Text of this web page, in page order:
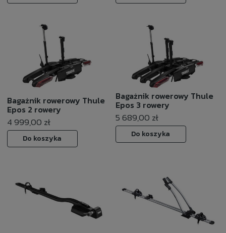
Bagażnik rowerowy Thule
Epos 2 rowery
4 999,00 zł
Do koszyka
Bagażnik rowerowy Thule
Epos 3 rowery
5 689,00 zł
Do koszyka